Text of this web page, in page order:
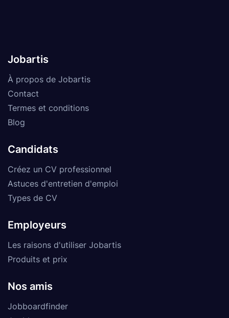
Jobartis
À propos de Jobartis
Contact
Termes et conditions
Blog
Candidats
Créez un CV professionnel
Astuces d'entretien d'emploi
Types de CV
Employeurs
Les raisons d'utiliser Jobartis
Produits et prix
Nos amis
Jobboardfinder